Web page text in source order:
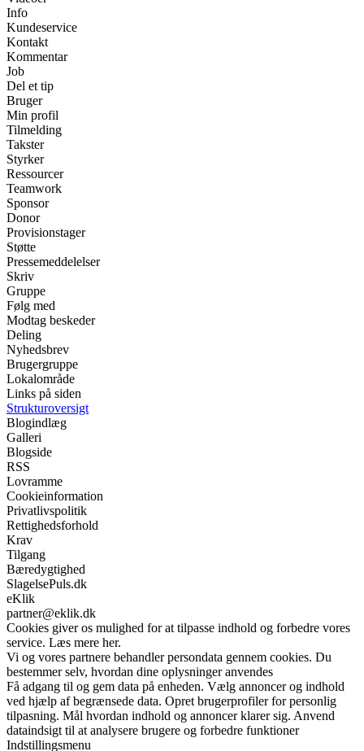
Info
Kundeservice
Kontakt
Kommentar
Job
Del et tip
Bruger
Min profil
Tilmelding
Takster
Styrker
Ressourcer
Teamwork
Sponsor
Donor
Provisionstager
Støtte
Pressemeddelelser
Skriv
Gruppe
Følg med
Modtag beskeder
Deling
Nyhedsbrev
Brugergruppe
Lokalområde
Links på siden
Strukturoversigt
Blogindlæg
Galleri
Blogside
RSS
Lovramme
Cookieinformation
Privatlivspolitik
Rettighedsforhold
Krav
Tilgang
Bæredygtighed
SlagelsePuls.dk
eKlik
partner@eklik.dk
Cookies giver os mulighed for at tilpasse indhold og forbedre vores
service. Læs mere her.
Vi og vores partnere behandler persondata gennem cookies. Du
bestemmer selv, hvordan dine oplysninger anvendes
Få adgang til og gem data på enheden. Vælg annoncer og indhold
ved hjælp af begrænsede data. Opret brugerprofiler for personlig
tilpasning. Mål hvordan indhold og annoncer klarer sig. Anvend
dataindsigt til at analysere brugere og forbedre funktioner
Indstillingsmenu